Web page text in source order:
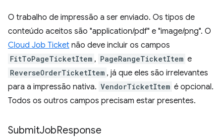
O trabalho de impressão a ser enviado. Os tipos de
conteúdo aceitos são "application/pdf" e "image/png". O
Cloud Job Ticket não deve incluir os campos
FitToPageTicketItem , PageRangeTicketItem e
ReverseOrderTicketItem , já que eles são irrelevantes
para a impressão nativa. VendorTicketItem é opcional.
Todos os outros campos precisam estar presentes.
SubmitJobResponse